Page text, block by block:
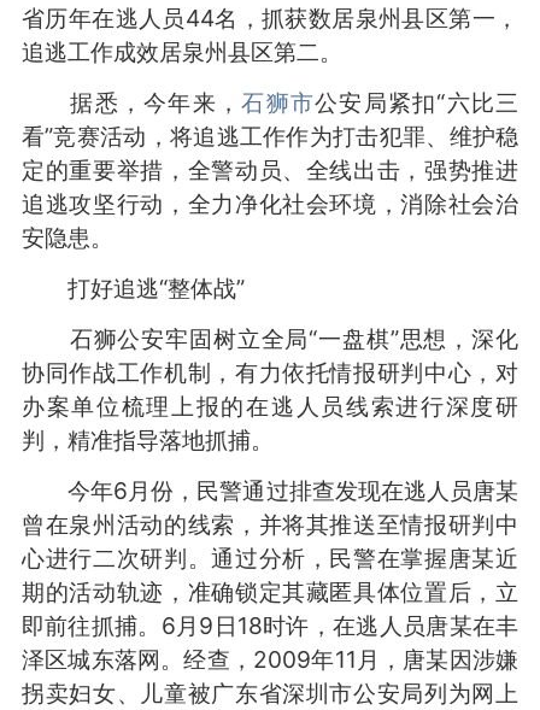
省历年在逃人员44名，抓获数居泉州县区第一，
追逃工作成效居泉州县区第二。
据悉，今年来，石狮市公安局紧扣“六比三
看”竞赛活动，将追逃工作作为打击犯罪、维护稳
定的重要举措，全警动员、全线出击，强势推进
追逃攻坚行动，全力净化社会环境，消除社会治
安隐患。
打好追逃“整体战”
石狮公安牢固树立全局“一盘棋”思想，深化
协同作战工作机制，有力依托情报研判中心，对
办案单位梳理上报的在逃人员线索进行深度研
判，精准指导落地抓捕。
今年6月份，民警通过排查发现在逃人员唐某
曾在泉州活动的线索，并将其推送至情报研判中
心进行二次研判。通过分析，民警在掌握唐某近
期的活动轨迹，准确锁定其藏匿具体位置后，立
即前往抓捕。6月9日18时许，在逃人员唐某在丰
泽区城东落网。经查，2009年11月，唐某因涉嫌
拐卖妇女、儿童被广东省深圳市公安局列为网上